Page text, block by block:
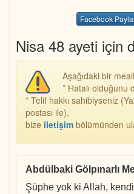
Facebook
Nisa 48 ayeti için
Aşağıdaki bir
* Hatalı olduğunu
* Telif hakkı sahibiyseniz
postası ile),
bize iletişim bölümünden
Abdülbaki Gölpınarlı
Şüphe yok ki Allah,